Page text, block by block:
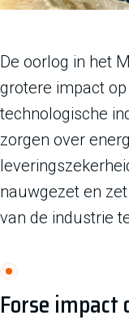
De oorlog in het
grotere impact
technologische
zorgen over
nauwgezet en
van de industrie
Forse impact